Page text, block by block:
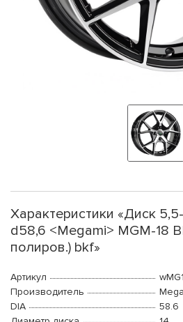
Характеристики «Диск
d58,6 <Megami> MGM-18
полиров.) bkf»
Артикул
Производитель
DIA
58.6